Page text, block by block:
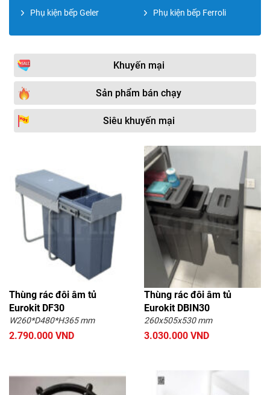
Phụ kiện bếp Geler Phụ kiện bếp Ferroli
Khuyến mại
Sản phẩm bán chạy
Siêu khuyến mại
Thùng rác đôi âm tủ
Eurokit DF30
W260*D480*H365 mm
2.790.000 VND
Thùng rác đôi âm tủ
Eurokit DBIN30
260x505x530 mm
3.030.000 VND